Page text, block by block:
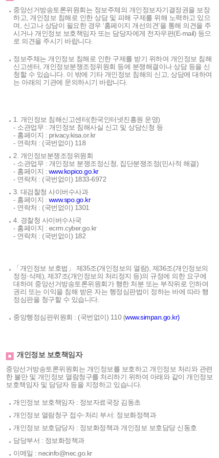
중앙선거방송토론위원회는 정보주체의 개인정보자기결정권을 보장
하고, 개인정보 침해로 인한 상담 및 피해 구제를 위해 노력하고 있으
며, 신고나 상담이 필요한 경우 ‘홈페이지 개선의견’을 통해 의견을 주
시거나 개인정보 보호책임자 또는 담당자에게 전자우편(E-mail) 등으
로 의견을 주시기 바랍니다.
정보주체는 개인정보 침해로 인한 구제를 받기 위하여 개인정보 침해
신고센터, 개인정보분쟁조정위원회 등에 분쟁해결이나 상담 등을 신
청할 수 있습니다. 이 밖에 기타 개인정보 침해의 신고, 상담에 대하여
는 아래의 기관에 문의하시기 바랍니다.
1. 개인정보 침해신고센터(한국인터넷진흥원 운영)
- 소관업무 : 개인정보 침해사실 신고 및 상담신청 등
- 홈페이지 : privacy.kisa.or.kr
- 연락처 : (국번없이) 118
2. 개인정보분쟁조정위원회
- 소관업무 : 개인정보 분쟁조정신청, 집단분쟁조정(민사적 해결)
- 홈페이지 : www.kopico.go.kr
- 연락처 : (국번없이) 1833-6972
3. 대검찰청 사이버수사과
- 홈페이지 : www.spo.go.kr
- 연락처 : (국번없이) 1301
4. 경찰청 사이버수사국
- 홈페이지 : ecrm.cyber.go.kr
- 연락처 : (국번없이) 182
「개인정보 보호법」 제35조(개인정보의 열람), 제36조(개인정보의
정정·삭제), 제37조(개인정보의 처리정지 등)의 규정에 의한 요구에
대하여 중앙선거방송토론위원회가 행한 처분 또는 부작위로 인하여
권리 또는 이익을 침해 받은 자는 행정심판법이 정하는 바에 따라 행
정심판을 청구할 수 있습니다.
중앙행정심판위원회 : (국번없이) 110 (www.simpan.go.kr)
개인정보 보호책임자
중앙선거방송토론위원회는 개인정보를 보호하고 개인정보 처리와 관련
한 불만 및 개인정보 열람청구를 처리하기 위하여 아래와 같이 개인정보
보호책임자 및 담당자 등을 지정하고 있습니다.
개인정보 보호책임자 : 정보자료국장 김동초
개인정보 열람청구 접수·처리 부서: 정보화정책과
개인정보 보호담당자 : 정보화정책과 개인정보 보호담당 신동호
담당부서 : 정보화정책과
이메일 : necinfo@nec.go.kr